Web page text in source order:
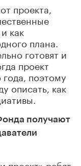
проекта,
как
плана.
готовят и
проект
поэтому
описать, как
получают